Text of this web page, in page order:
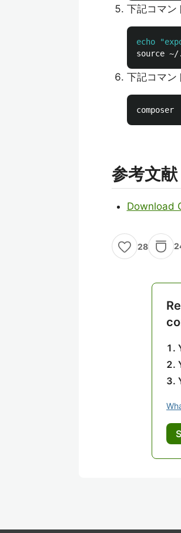
下記コマン
echo
下記コマン
composer
参考文献
Download
28